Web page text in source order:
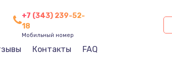
+7 (343) 239-52-
18
Мобильный номер
Контакты FAQ